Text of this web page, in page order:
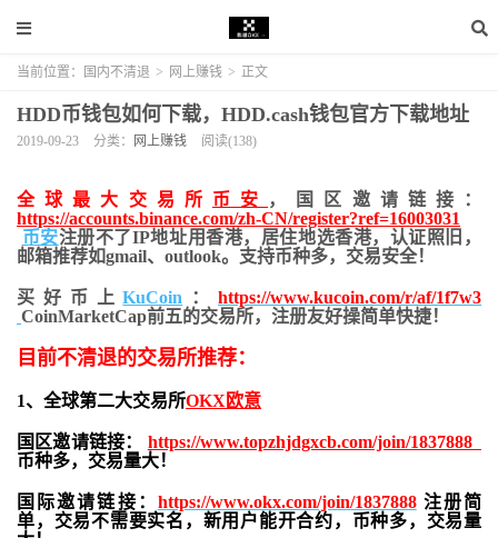
当前位置： 国内不清退 > 网上赚钱 > 正文
HDD币钱包如何下载，HDD.cash钱包官方下载地址
2019-09-23 分类： 网上赚钱 阅读(138)
全球最大交易所 币安
，国区邀请链接：
https://accounts.binance.com/zh-CN/register?ref=16003031
币安注册不了IP地址用香港，居住地选香港，认证照旧，
邮箱推荐如gmail、outlook。支持币种多，交易安全！
买好币上KuCoin ：https://www.kucoin.com/r/af/1f7w3
CoinMarketCap前五的交易所，注册友好操简单快捷！
目前不清退的交易所推荐：
1、全球第二大交易所OKX欧意
国区邀请链接： https://www.topzhjdgxcb.com/join/1837888
币种多，交易量大！
国际邀请链接： https://www.okx.com/join/1837888注册简
单，交易不需要实名，新用户能开合约， 币种多，交易量